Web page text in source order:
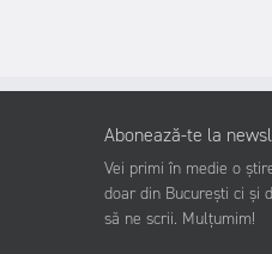
Abonează-te la
Vei primi în medie o
doar din București ci și
să ne scrii. Mulțumim!